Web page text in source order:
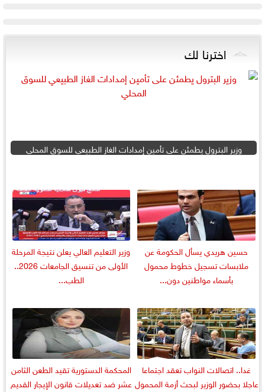
اخترنا لك
وزير البترول يطمئن على تأمين إمدادات الغاز الطبيعي للسوق المحلي
حسين هريدي يسأل الحكومة عن
ملابسات تسجيل خطوط محمول
بأسماء مواطنين دون...
وزير التعليم العالي يعلن نتيجة المرحلة
الأولى من تنسيق الجامعات 2026..
الطب...
غدا.. اتصالات النواب تعقد اجتماعا
عاجلا بحضور الوزير لبحث أزمة المحمول
المحكمة الدستورية تقيد الطعن الثامن
عشر ضد تعديلات قانون الإيجار القديم